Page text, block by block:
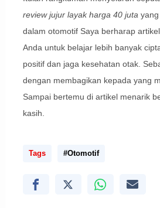
review jujur layak harga 40 juta
dalam otomotif Saya berharap
Anda untuk belajar lebih banyak
positif dan jaga kesehatan otak.
dengan membagikan kepada yang
Sampai bertemu di artikel menarik
kasih.
Tags #Otomotif